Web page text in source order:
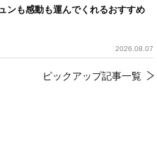
ンも感動も運んでくれるおすすめ
2026.08.07
ピックアップ記事一覧